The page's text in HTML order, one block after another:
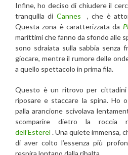
Infine, ho deciso di chiudere il
tranquilla di Cannes
, che è
Questa zona è caratterizzata da
marittimi che fanno da sfondo alle
sono sdraiata sulla sabbia senza
giocare, mentre il rumore delle
a quello spettacolo in prima fila.
Questo è un ritrovo per
riposare e staccare la spina. Ho
palla arancione scivolava
scomparire dietro la roccia
dell’Esterel . Una quiete immensa,
di aver colto l’essenza più